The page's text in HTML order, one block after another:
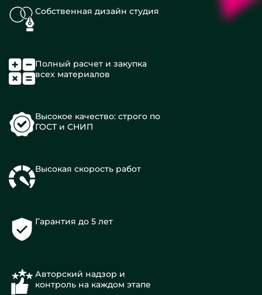
Собственная дизайн студия
Полный расчет и закупка
всех материалов
Высокое качество: строго по
ГОСТ и СНИП
Высокая скорость работ
Гарантия до 5 лет
Авторский надзор и
контроль на каждом этапе